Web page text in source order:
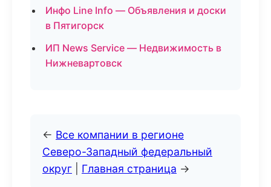
Инфо Line Info — Объявления и доски
в Пятигорск
ИП News Service — Недвижимость в
Нижневартовск
← Все компании в регионе
Северо-Западный федеральный
округ
Главная страница →